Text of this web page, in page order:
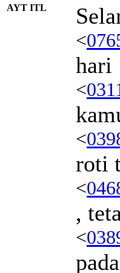
AYT ITL
<
hari
<
<
roti
<
,
<